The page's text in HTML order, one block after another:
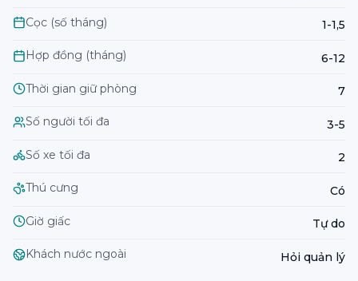
Cọc (số tháng) 1-1,5
Hợp đồng (tháng) 6-12
Thời gian giữ phòng 7
Số người tối đa 3-5
Số xe tối đa 2
Thú cưng Có
Giờ giấc Tự do
Khách nước ngoài Hỏi quản lý